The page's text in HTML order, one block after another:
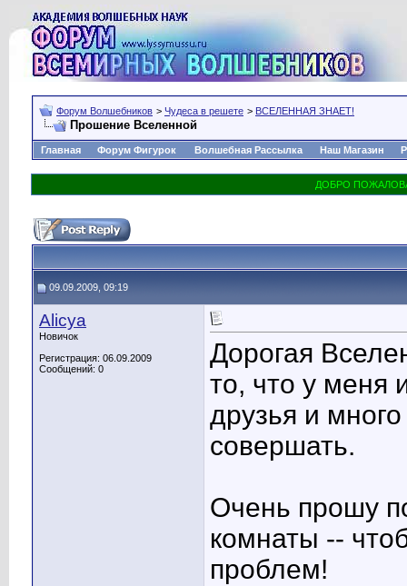
Форум Волшебников > Чудеса в решете > ВСЕЛЕННАЯ ЗНАЕТ!
Прошение Вселенной
Главная Форум Фигурок Волшебная Рассылка Наш Магазин
09.09.2009, 09:19
Alicya
Новичок
Регистрация: 06.09.2009
Сообщений: 0
Дорогая
то, что у меня
друзья и
совершать.
Очень прошу
комнаты --
проблем!